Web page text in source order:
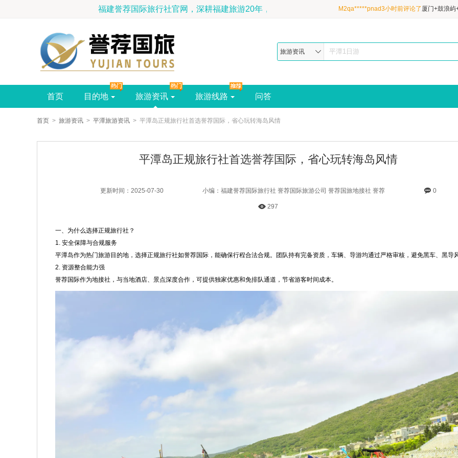
福建誉荐国际旅行社官网，深耕福建旅游20年，地理杂志推荐最佳福建旅行社-预
M2qa*****pnad11分钟前评论了厦门+鼓浪
酒店&宝藏鼓浪屿+吉尼斯炮台+平潭北部湾|
县4日3晚跟团游·清新双海岛&性价比甄选
酒店&宝藏鼓浪屿+吉尼斯炮台+平潭北部湾|
M2qa*****pnad3小时前评论了厦门+鼓浪屿
县4日3晚跟团游·清新双海岛&性价比甄选
旅游资讯
首页 目的地 旅游资讯 旅游线路 问答
首页 > 旅游资讯 > 平潭旅游资讯 > 平潭岛正规旅行社首选誉荐国际，省心玩转海岛风情
平潭岛正规旅行社首选誉荐国际，省心玩转海岛风情
更新时间：2025-07-30 小编： 福建誉荐国际旅行社 誉荐国际旅游公司 誉荐国旅地接社 誉荐 0
297
一、为什么选择正规旅行社？
1. 安全保障与合规服务
平潭岛作为热门旅游目的地，选择正规旅行社如誉荐国际，能确保行程合法合规。团队持有完备资质，车辆、导游均通过严格审核，避免黑车、黑导
2. 资源整合能力强
誉荐国际作为地接社，与当地酒店、景点深度合作，可提供独家优惠和免排队通道，节省游客时间成本。